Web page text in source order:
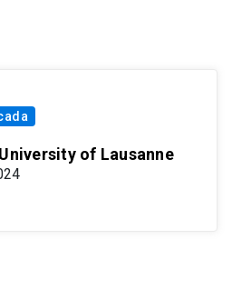
of Lausanne